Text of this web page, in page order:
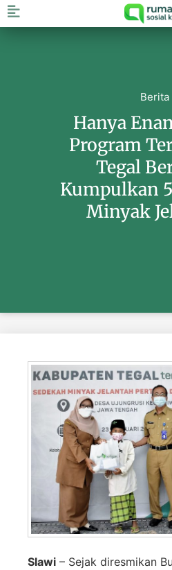
Berita
Hanya
Program
Tegal
Kumpulkan
Minyak
Slawi – Sejak diresmikan